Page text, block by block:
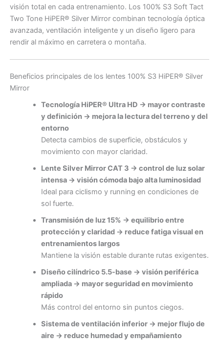
visión total en cada entrenamiento. Los 100% S3 Soft Tact
Two Tone HiPER® Silver Mirror combinan tecnología óptica
avanzada, ventilación inteligente y un diseño ligero para
rendir al máximo en carretera o montaña.
Beneficios principales de los lentes 100% S3 HiPER® Silver
Mirror
Tecnología HiPER® Ultra HD → mayor contraste
y definición → mejora la lectura del terreno y del
entorno
Detecta cambios de superficie, obstáculos y
movimiento con mayor claridad.
Lente Silver Mirror CAT 3 → control de luz solar
intensa → visión cómoda bajo alta luminosidad
Ideal para ciclismo y running en condiciones de
sol fuerte.
Transmisión de luz 15% → equilibrio entre
protección y claridad → reduce fatiga visual en
entrenamientos largos
Mantiene la visión estable durante rutas exigentes.
Diseño cilíndrico 5.5-base → visión periférica
ampliada → mayor seguridad en movimiento
rápido
Más control del entorno sin puntos ciegos.
Sistema de ventilación inferior → mejor flujo de
aire → reduce humedad y empañamiento